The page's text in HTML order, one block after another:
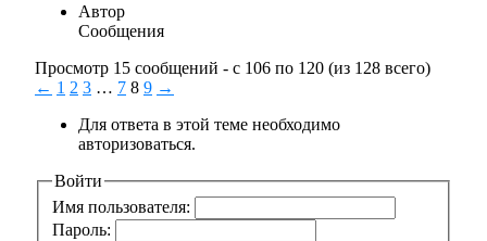
Автор
Сообщения
Просмотр 15 сообщений - с 106 по 120 (из 128 всего)
← 1 2 3 … 7 8 9 →
Для ответа в этой теме необходимо
авторизоваться.
Войти
Имя пользователя:
Пароль: